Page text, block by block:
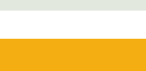
புல்லாங்குழல் ’ என்ற தலைப்பில் கவிதைத்
கணையாழி , புதிய பார்வை , தமிழன்